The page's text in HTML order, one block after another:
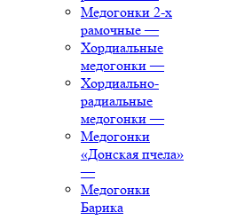
Медогонки 2-х
рамочные —
Хордиальные
медогонки —
Хордиально-
радиальные
медогонки —
Медогонки
«Донская пчела»
—
Медогонки
Барика